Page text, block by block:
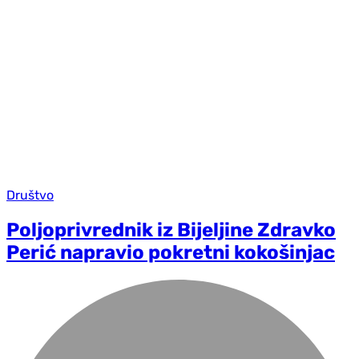
Društvo
Poljoprivrednik iz Bijeljine Zdravko
Perić napravio pokretni kokošinjac